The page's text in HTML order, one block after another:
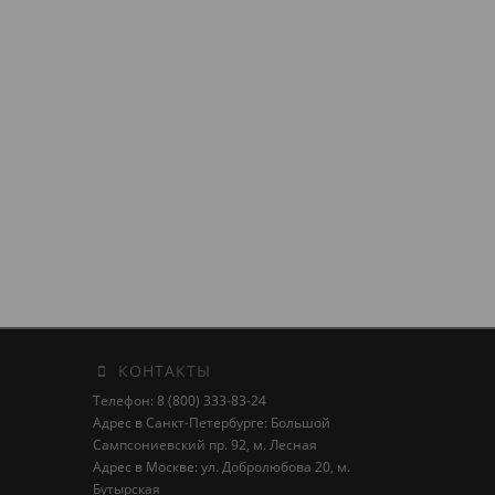
КОНТАКТЫ
Телефон: 8 (800) 333-83-24
Адрес в Санкт-Петербурге: Большой
Сампсониевский пр. 92, м. Лесная
Адрес в Москве: ул. Добролюбова 20, м.
Бутырская